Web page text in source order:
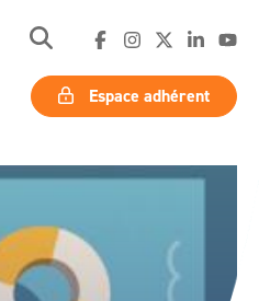
Espace adhérent